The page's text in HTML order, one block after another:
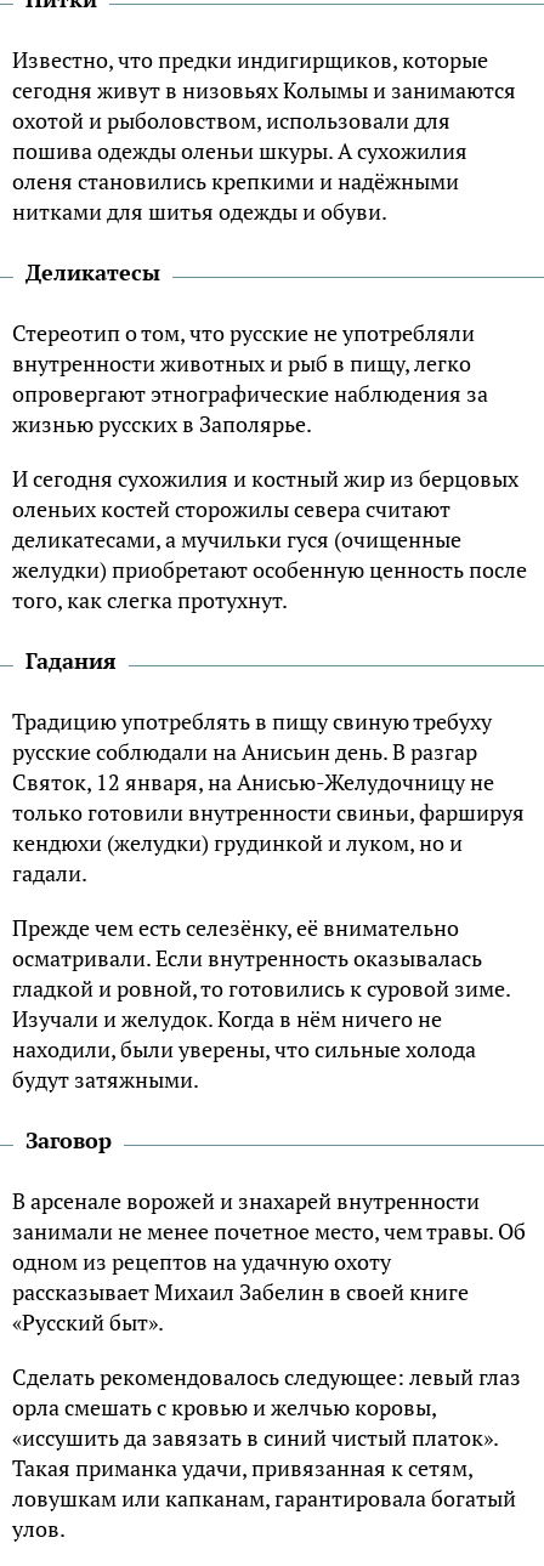
Известно, что предки индигирщиков, которые
сегодня живут в низовьях Колымы и занимаются
охотой и рыболовством, использовали для
пошива одежды оленьи шкуры. А сухожилия
оленя становились крепкими и надёжными
нитками для шитья одежды и обуви.
Деликатесы
Стереотип о том, что русские не употребляли
внутренности животных и рыб в пищу, легко
опровергают этнографические наблюдения за
жизнью русских в Заполярье.
И сегодня сухожилия и костный жир из берцовых
оленьих костей сторожилы севера считают
деликатесами, а мучильки гуся (очищенные
желудки) приобретают особенную ценность после
того, как слегка протухнут.
Гадания
Традицию употреблять в пищу свиную требуху
русские соблюдали на Анисьин день. В разгар
Святок, 12 января, на Анисью-Желудочницу не
только готовили внутренности свиньи, фаршируя
кендюхи (желудки) грудинкой и луком, но и
гадали.
Прежде чем есть селезёнку, её внимательно
осматривали. Если внутренность оказывалась
гладкой и ровной, то готовились к суровой зиме.
Изучали и желудок. Когда в нём ничего не
находили, были уверены, что сильные холода
будут затяжными.
Заговор
В арсенале ворожей и знахарей внутренности
занимали не менее почетное место, чем травы. Об
одном из рецептов на удачную охоту
рассказывает Михаил Забелин в своей книге
«Русский быт».
Сделать рекомендовалось следующее: левый глаз
орла смешать с кровью и желчью коровы,
«иссушить да завязать в синий чистый платок».
Такая приманка удачи, привязанная к сетям,
ловушкам или капканам, гарантировала богатый
улов.